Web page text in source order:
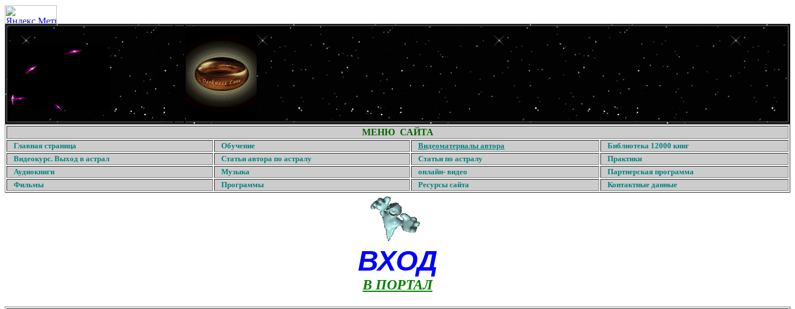
МЕНЮ САЙТА
Главная страница Обучение Видеоматериалы автора
Библиотека 12000 книг
Видеокурс. Выход в астрал
Статьи автора по астралу Статьи по астралу
Практики
Аудиокниги
Музыка онлайн- видео
Партнерская программа
Фильмы
Программы Ресурсы сайта Контактные данные
ВХОД
В ПОРТАЛ